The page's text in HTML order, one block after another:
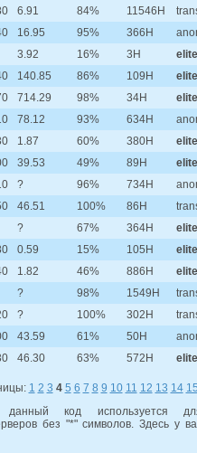
6.91 84% 11546H
16.95 95% 366H
3.92 16% 3H
elite
140.85 86% 109H
elite
714.29 98% 34H
elite
78.12 93% 634H
1.87 60% 380H
elite
39.53 49% 89H
elite
? 96% 734H
46.51 100% 86H
? 67% 364H
elite
0.59 15% 105H
elite
1.82 46% 886H
elite
? 98% 1549H
? 100% 302H
43.59 61% 50H
46.30 63% 572H elite
1 2 3 4 5 6 7 8 9 10 11 12 13 14
данный код используется
без "*" символов. Здесь у